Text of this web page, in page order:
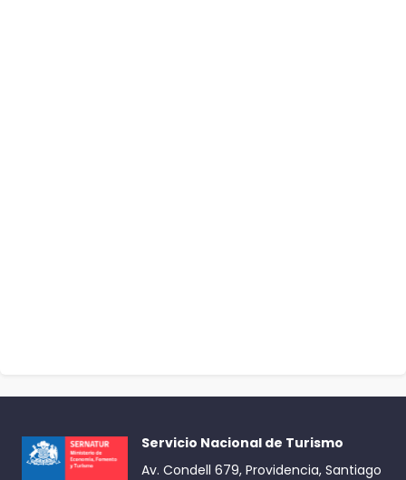
Servicio Nacional de Turismo
Av. Condell 679, Providencia, Santiago